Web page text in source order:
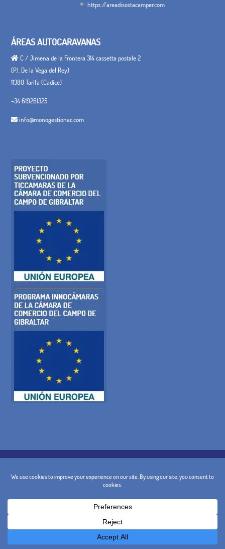
https://areadisostacamper.com
ÁREAS AUTOCARAVANAS
C / Jimena de la Frontera 314 cassetta postale 2
(P.I. De la Vega del Rey)
11380 Tarifa (Cadice)
+34 619261325
info@monogestionac.com
AVVISO LEGALE
TERMINI E CONDIZIONI GENERALI DI
POLITICA DI CANCELLAZIONE
@ 2024 - Design e Marketing: